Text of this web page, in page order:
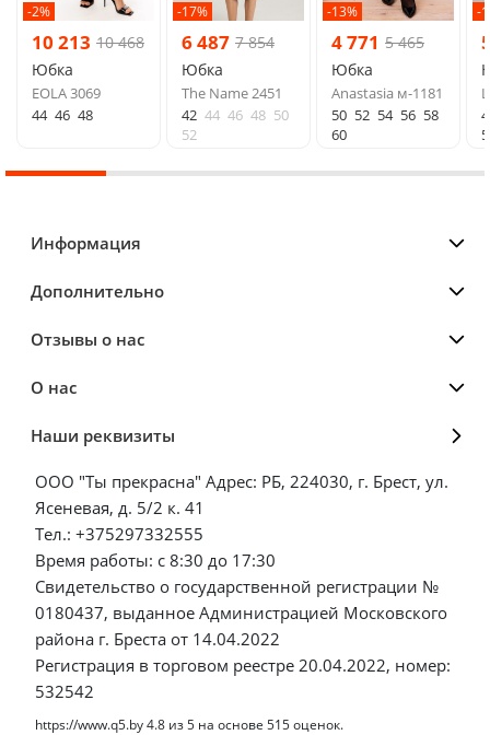
-2%
10 213 10 468
Юбка
EOLA 3069
44 46 48
-17%
6 487 7 854
Юбка
The Name 2451
42 44 46 48 50
52
-13%
4 771 5 465
Юбка
Anastasia м-1181
50 52 54 56 58
60
-
Информация
Дополнительно
Отзывы о нас
О нас
Наши реквизиты
ООО "Ты прекрасна" Адрес: РБ, 224030, г. Брест, ул.
Ясеневая, д. 5/2 к. 41
Тел.: +375297332555
Время работы: с 8:30 до 17:30
Свидетельство о государственной регистрации №
0180437, выданное Администрацией Московского
района г. Бреста от 14.04.2022
Регистрация в торговом реестре 20.04.2022, номер:
532542
https://www.q5.by4.8 из5 на основе 515оценок.